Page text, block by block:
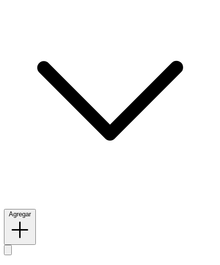
Agregar